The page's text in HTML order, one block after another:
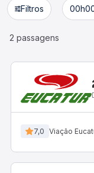
Filtros
2 passagens
7,0 Viação